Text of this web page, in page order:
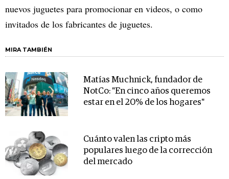
nuevos juguetes para promocionar en videos, o como
invitados de los fabricantes de juguetes.
MIRA TAMBIÉN
Matías Muchnick, fundador de
NotCo: "En cinco años queremos
estar en el 20% de los hogares"
Cuánto valen las cripto más
populares luego de la corrección
del mercado